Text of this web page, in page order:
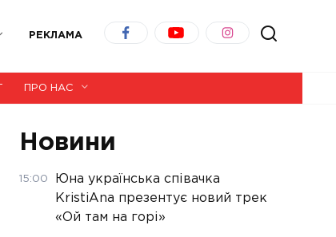
РЕКЛАМА
ПРО НАС
Новини
15:00
Юна українська співачка
KristiAna презентує новий трек
«Ой там на горі»